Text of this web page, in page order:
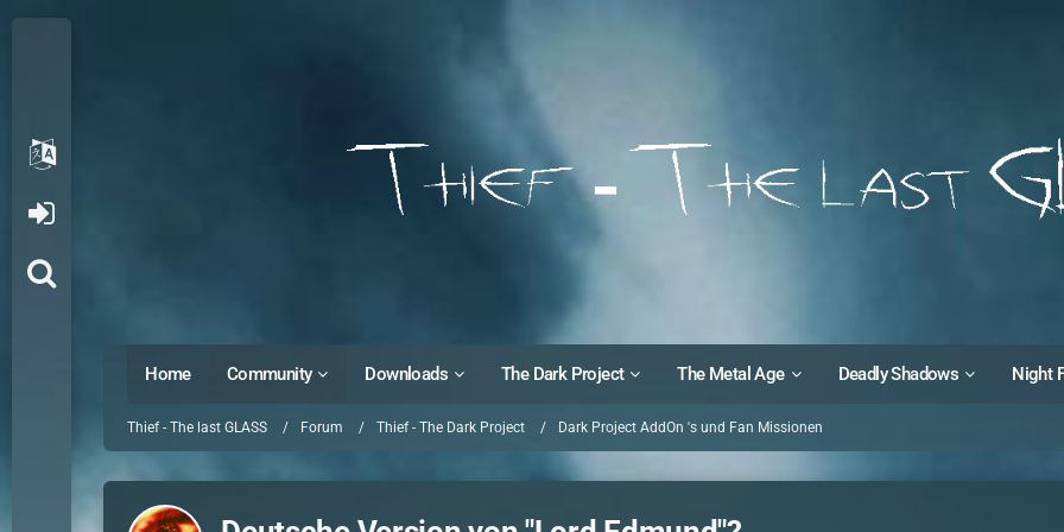
Home Community Downloads The Dark Project The Metal Age Deadly Shadows Night
Thief - The last GLASS Forum Thief - The Dark Project Dark Project AddOn 's und Fan Missionen